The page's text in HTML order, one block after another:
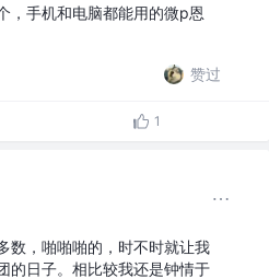
，手机和电脑都能用的微p恩
赞过
1
数，啪啪啪的，时不时就让我
的日子。相比较我还是钟情于